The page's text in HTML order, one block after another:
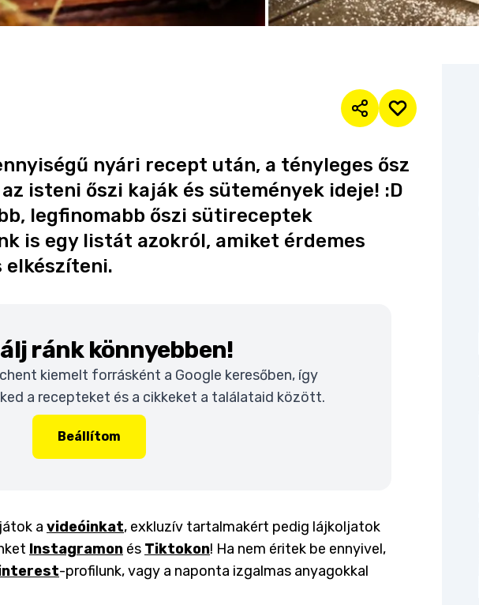
nyári recept után, a tényleges ősz
isteni őszi kaják és sütemények ideje! :D
legfinomabb őszi sütireceptek
is egy listát azokról, amiket érdemes
elkészíteni.
ránk könnyebben!
kiemelt forrásként a Google keresőben, így
a recepteket és a cikkeket a találataid között.
Beállítom
a videóinkat, exkluzív tartalmakért pedig lájkoljatok
Instagramon és Tiktokon! Ha nem éritek be ennyivel,
-profilunk, vagy a naponta izgalmas anyagokkal